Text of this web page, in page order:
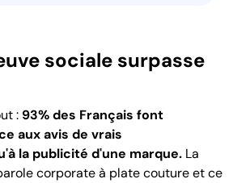
sociale surpasse
: 93% des Français font
aux avis de vrais
la publicité d'une marque. La
corporate à plate couture et ce